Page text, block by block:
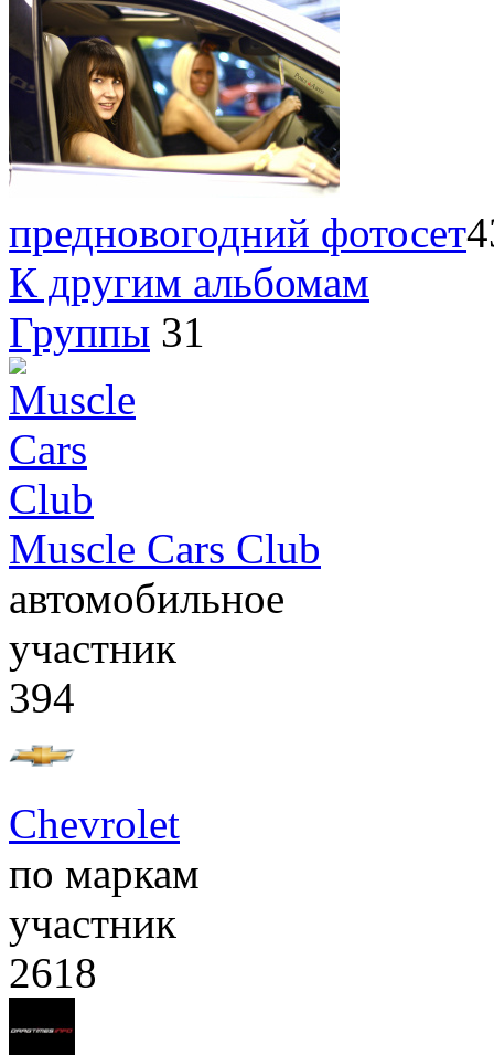
предновогодний фотосет
К другим альбомам
Группы 31
Muscle Cars Club
автомобильное
участник
394
Chevrolet
по маркам
участник
2618